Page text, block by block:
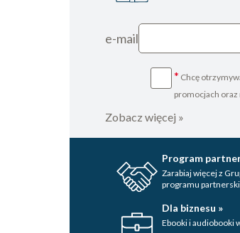
e-mail
* Chcę
promocjach oraz
Zobacz więcej »
Program
Zarabiaj więcej z
programu
Dla biznesu »
Ebooki i audiobooki